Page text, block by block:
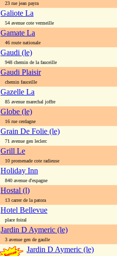
23 rue jean payra
Galiote La
54 avenue cote vermeille
Gamate La
46 route nationale
Gaudi (le)
948 chemin de la fauceille
Gaudi Plaisir
chemin fauceille
Gazelle La
85 avenue marechal joffre
Globe (le)
16 rue cerdagne
Grain De Folie (le)
71 avenue gen leclerc
Grill Le
10 promenade cote radieuse
Holiday Inn
840 avenue d'espagne
Hostal (l)
13 carrer de la patora
Hotel Bellevue
place foiral
Jardin D Aymeric (le)
3 avenue gen de gaulle
Jardin D Aymeric (le)